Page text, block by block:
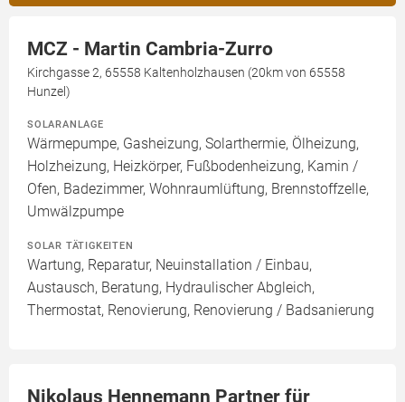
MCZ - Martin Cambria-Zurro
Kirchgasse 2, 65558 Kaltenholzhausen (20km von 65558
Hunzel)
SOLARANLAGE
Wärmepumpe, Gasheizung, Solarthermie, Ölheizung,
Holzheizung, Heizkörper, Fußbodenheizung, Kamin /
Ofen, Badezimmer, Wohnraumlüftung, Brennstoffzelle,
Umwälzpumpe
SOLAR TÄTIGKEITEN
Wartung, Reparatur, Neuinstallation / Einbau,
Austausch, Beratung, Hydraulischer Abgleich,
Thermostat, Renovierung, Renovierung / Badsanierung
Nikolaus Hennemann Partner für